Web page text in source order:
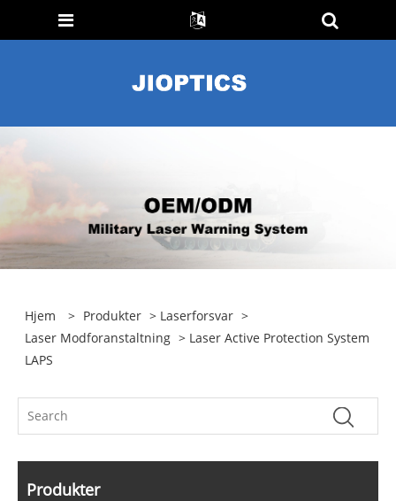
Hjem > Produkter > Laserforsvar >
Laser Modforanstaltning > Laser Active Protection System
LAPS
Produkter